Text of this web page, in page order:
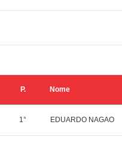
P. Nome
1° EDUARDO NAGAO